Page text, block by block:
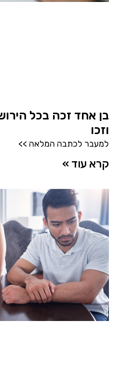
בן אחד זכה בכל
וזכו
למעבר לכתבה המלאה >>
קרא עוד »